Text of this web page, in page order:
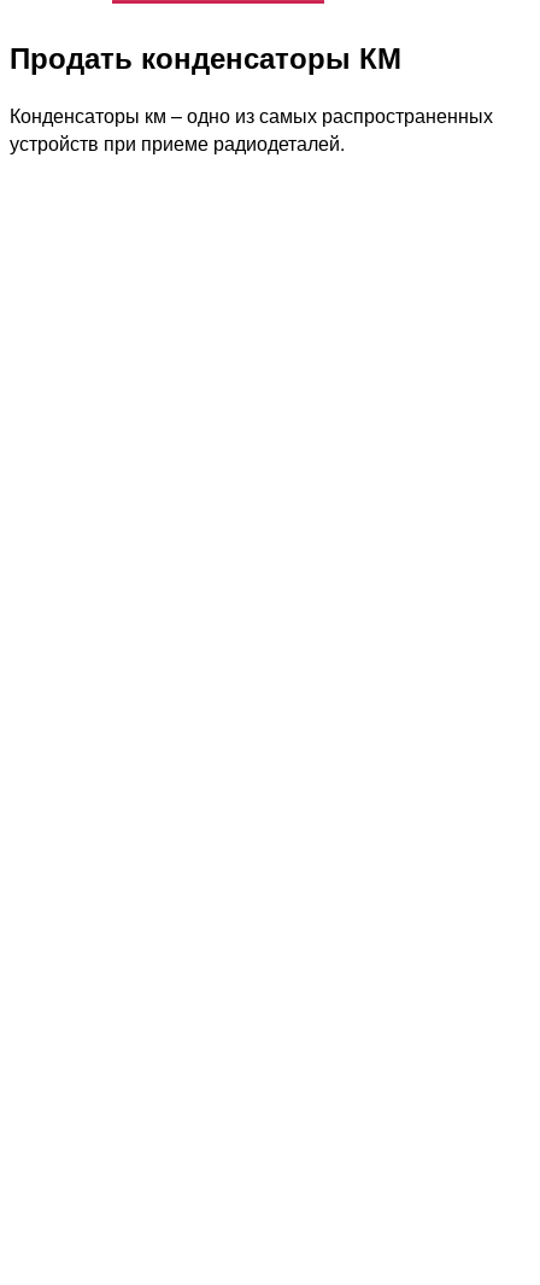
Продать конденсаторы КМ
Конденсаторы км – одно из самых распространенных
устройств при приеме радиодеталей.